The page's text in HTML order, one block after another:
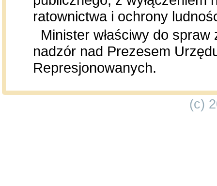
ratownictwa i ochrony
Minister właściwy do
nadzór nad Prezesem
Represjonowanych.
(c)